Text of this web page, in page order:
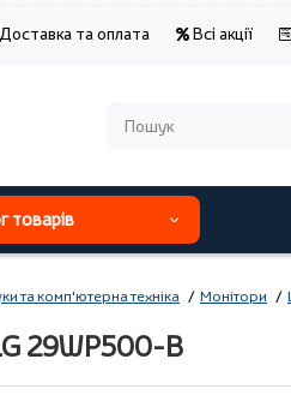
Доставка та оплата Всі акції
товарів
та комп'ютерна техніка Монітори
29WP500-B